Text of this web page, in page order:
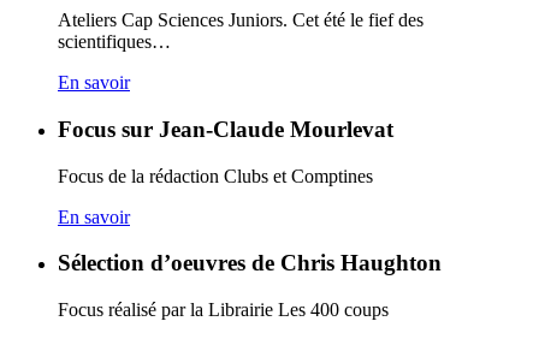
Ateliers Cap Sciences Juniors. Cet été le fief des
scientifiques…
En savoir
Focus sur Jean-Claude Mourlevat
Focus de la rédaction Clubs et Comptines
En savoir
Sélection d’oeuvres de Chris Haughton
Focus réalisé par la Librairie Les 400 coups